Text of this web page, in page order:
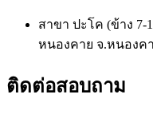
สาขา ปะโค (ข้าง 7-
หนองคาย จ.หนองค
ติดต่อสอบถาม